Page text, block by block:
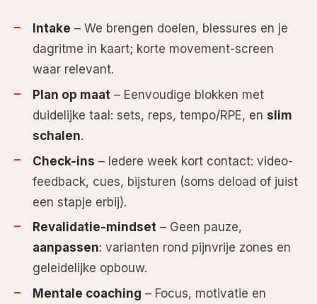
Intake – We brengen doelen, blessures en je
dagritme in kaart; korte movement-screen
waar relevant.
Plan op maat – Eenvoudige blokken met
duidelijke taal: sets, reps, tempo/RPE, en slim
schalen.
Check-ins – Iedere week kort contact: video-
feedback, cues, bijsturen (soms deload of juist
een stapje erbij).
Revalidatie-mindset– Geen pauze,
aanpassen: varianten rond pijnvrije zones en
geleidelijke opbouw.
Mentale coaching – Focus, motivatie en